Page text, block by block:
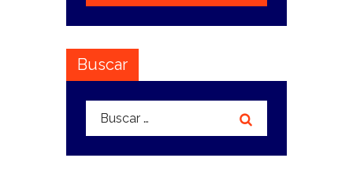
Buscar
Buscar: